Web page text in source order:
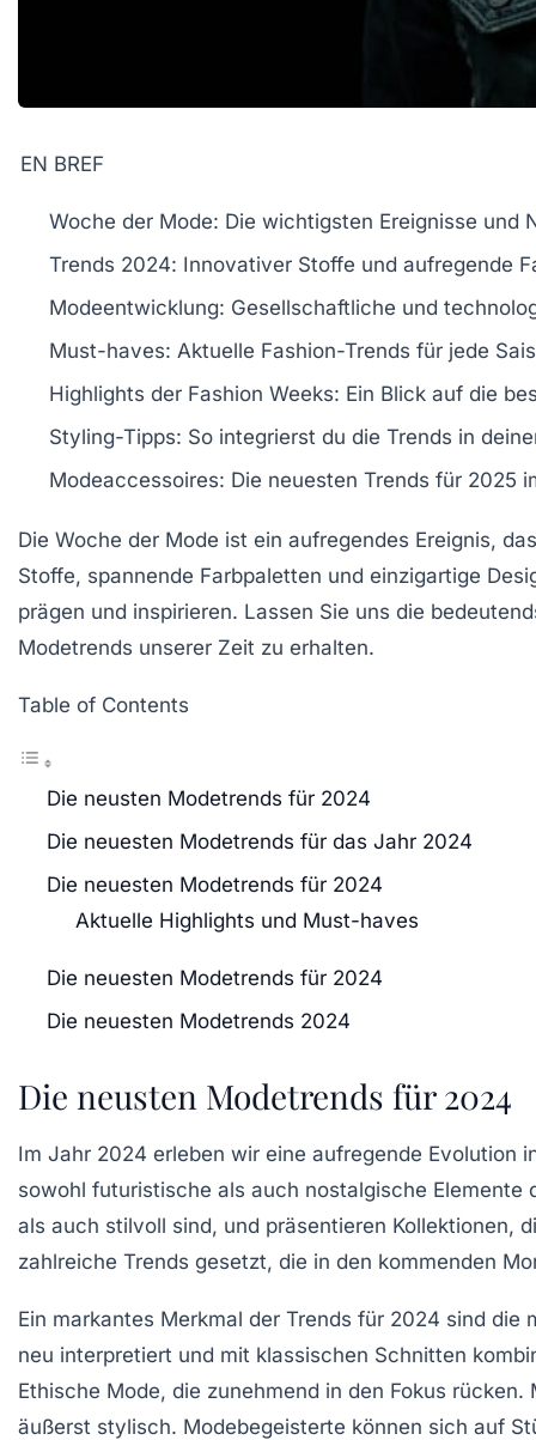
EN BREF
Woche der Mode: Die wichtigsten Ereignisse und
Trends 2024: Innovativer Stoffe und aufregende
Modeentwicklung: Gesellschaftliche und
Must-haves: Aktuelle Fashion-Trends für jede
Highlights der Fashion Weeks: Ein Blick auf die
Styling-Tipps: So integrierst du die Trends in
Modeaccessoires: Die neuesten Trends für 2025
Die Woche der Mode ist ein aufregendes Ereignis,
Stoffe, spannende Farbpaletten und einzigartige
prägen und inspirieren. Lassen Sie uns die
Modetrends unserer Zeit zu erhalten.
Table of Contents
Die neusten Modetrends für 2024
Die neuesten Modetrends für das Jahr 2024
Die neuesten Modetrends für 2024
Aktuelle Highlights und Must-haves
Die neuesten Modetrends für 2024
Die neuesten Modetrends 2024
Die neusten Modetrends für 2024
Im Jahr 2024 erleben wir eine aufregende Evolution
sowohl futuristische als auch nostalgische
als auch stilvoll sind, und präsentieren Kollektionen,
zahlreiche Trends gesetzt, die in den kommenden
Ein markantes Merkmal der Trends für 2024 sind die
neu interpretiert und mit klassischen Schnitten
Ethische Mode, die zunehmend in den Fokus
äußerst stylisch. Modebegeisterte können sich auf